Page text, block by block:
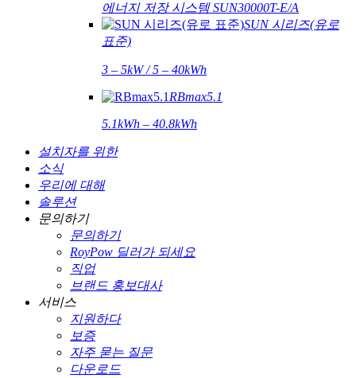
에너지 저장 시스템 SUN30000T-E/A
SUN 시리즈(유로
표준)
3 – 5kW / 5 – 40kWh
RBmax5.1
5.1kWh – 40.8kWh
설치자를 위한
소식
우리에 대해
솔루션
문의하기
문의하기
RoyPow 딜러가 되세요
직업
브랜드 홍보대사
서비스
지원하다
보증
자주 묻는 질문
다운로드